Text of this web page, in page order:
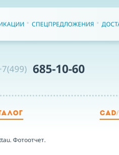
СПЕЦПРЕДЛОЖЕНИЯ
685-10-60
Фотоотчет.